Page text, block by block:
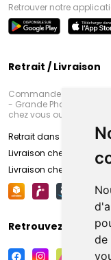
de
Retrouver notre
Retrait / Livraison
Commandez en ligne
- Grande Pharmacie
chez vous ou en point
Retrait dans la
Livraison chez vous
Livraison chez votre
Retrouvez-nous